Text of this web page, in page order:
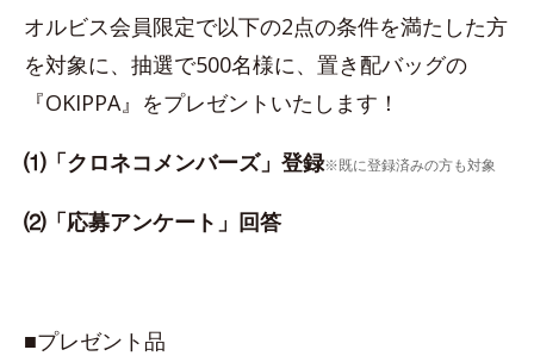
オルビス会員限定で以下の2点の条件を満たした方
を対象に、抽選で500名様に、置き配バッグの
『OKIPPA』をプレゼントいたします！
⑴「クロネコメンバーズ」登録※既に登録済みの方も対象
⑵「応募アンケート」回答
■プレゼント品